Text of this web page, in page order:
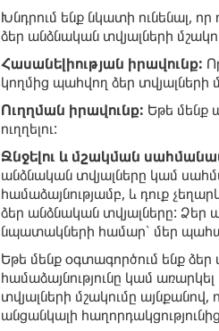
Խնդրում ենք նկատի ունենալ, որ
ձեր անձնական տվյալների
Հասանելիության իրավունք:
կողմից պահվող ձեր տվյալների
Ուղղման իրավունք: Եթե մենք
ուղղելու:
Ջնջելու և մշակման
անձնական տվյալները կամ
համաձայնությամբ, և դուք
ձեր անձնական տվյալները: Ձեր
նպատակների համար՝ մեր
Եթե մենք օգտագործում ենք
համաձայնությունը կամ
տվյալների մշակումը
անցանկալի